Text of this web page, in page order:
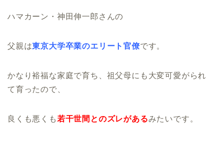
ハマカーン・神田伸一郎さんの
父親は東京大学卒業のエリート官僚です。
かなり裕福な家庭で育ち、祖父母にも大変可愛がられ
て育ったので、
良くも悪くも若干世間とのズレがあるみたいです。